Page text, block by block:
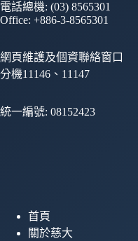
電話總機: (03) 8565301
Office: +886-3-8565301
網頁維護及個資聯絡窗口
分機11146、11147
統一編號: 08152423
首頁
關於慈大